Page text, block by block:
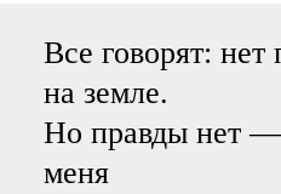
Все говорят: нет
на земле.
Но правды нет
меня